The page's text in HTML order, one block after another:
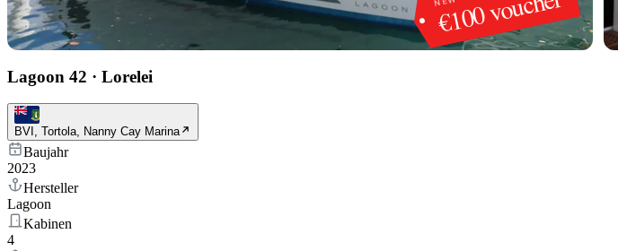
Lagoon 42 · Lorelei
BVI, Tortola, Nanny Cay Marina
Baujahr
2023
Hersteller
Lagoon
Kabinen
4